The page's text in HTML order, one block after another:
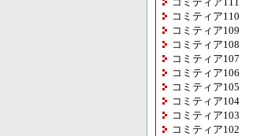
コミティア110
コミティア109
コミティア108
コミティア107
コミティア106
コミティア105
コミティア104
コミティア103
コミティア102